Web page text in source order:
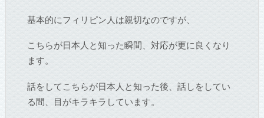
基本的にフィリピン人は親切なのですが、
こちらが日本人と知った瞬間、対応が更に良くなり
ます。
話をしてこちらが日本人と知った後、話しをしてい
る間、目がキラキラしています。